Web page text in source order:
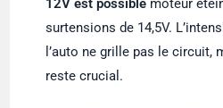
12V est possible moteur
surtensions de 14,5V.
l’auto ne grille pas le circuit,
reste crucial.